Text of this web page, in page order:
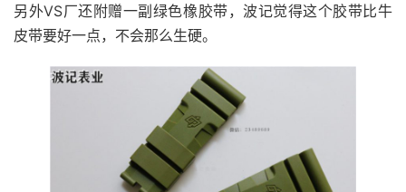
另外VS厂还附赠一副绿色橡胶带，波记觉得这个胶带比牛
皮带要好一点，不会那么生硬。